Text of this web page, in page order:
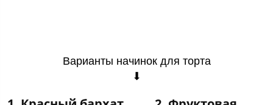
Варианты начинок для торта
⬇